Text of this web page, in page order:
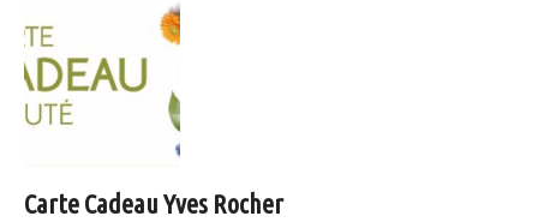
Carte Cadeau Yves Rocher